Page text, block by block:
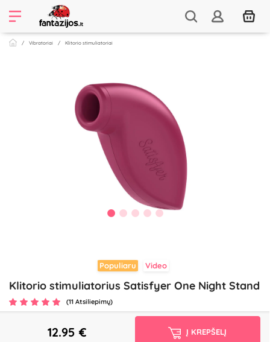
Vibratoriai Klitorio stimuliatoriai
Populiaru Video
Klitorio stimuliatorius Satisfyer One Night Stand
(11 Atsiliepimų)
12.95 € Į KREPŠELĮ